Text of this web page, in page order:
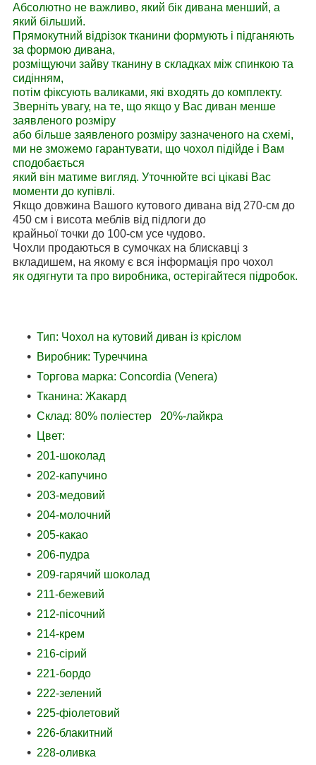
Абсолютно не важливо, який бік дивана менший, а
який більший.
Прямокутний відрізок тканини формують і підганяють
за формою дивана,
розміщуючи зайву тканину в складках між спинкою та
сидінням,
потім фіксують валиками, які входять до комплекту.
Зверніть увагу, на те, що якщо у Вас диван менше
заявленого розміру
або більше заявленого розміру зазначеного на схемі,
ми не зможемо гарантувати, що чохол підійде і Вам
сподобається
який він матиме вигляд. Уточнюйте всі цікаві Вас
моменти до купівлі.
Якщо довжина Вашого кутового дивана від 270-см до
450 см і висота меблів від підлоги до
крайньої точки до 100-см усе чудово.
Чохли продаються в сумочках на блискавці з
вкладишем, на якому є вся інформація про чохол
як одягнути та про виробника, остерігайтеся підробок.
Тип: Чохол на кутовий диван із кріслом
Виробник: Туреччина
Торгова марка: Concordia (Venera)
Тканина: Жакард
Склад: 80% поліестер 20%-лайкра
Цвет:
201-шоколад
202-капучино
203-медовий
204-молочний
205-какао
206-пудра
209-гарячий шоколад
211-бежевий
212-пісочний
214-крем
216-сірий
221-бордо
222-зелений
225-фіолетовий
226-блакитний
228-оливка